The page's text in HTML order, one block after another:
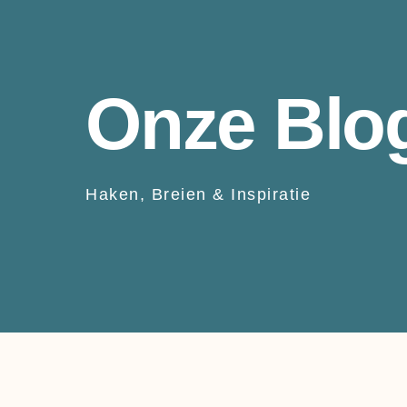
Onze
Haken, Breien & Inspiratie